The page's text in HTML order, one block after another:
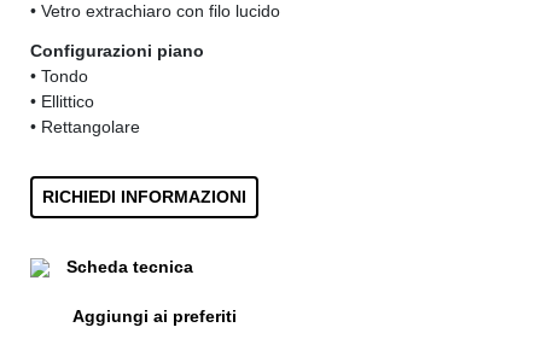
• Vetro extrachiaro con filo lucido
Configurazioni piano
• Tondo
• Ellittico
• Rettangolare
RICHIEDI INFORMAZIONI
Scheda tecnica
Aggiungi ai preferiti